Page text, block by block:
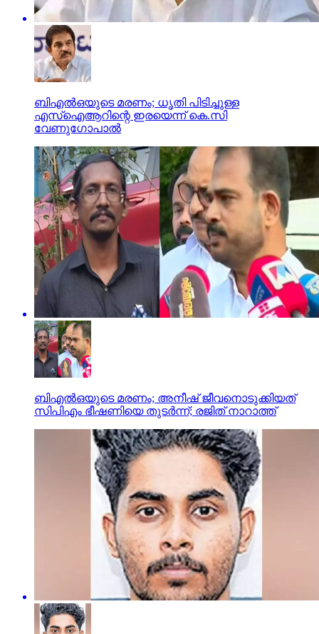
ബിഎല്‍ഒയുടെ മരണം; ധൃതി പിടിച്ചുള്ള
എസ്‌ഐആറിന്റെ ഇരയെന്ന് കെ.സി
വേണുഗോപാല്‍
ബിഎല്‍ഒയുടെ മരണം; അനീഷ് ജീവനൊടുക്കിയത്
സിപിഎം ഭീഷണിയെ തുടര്‍ന്ന്; രജിത് നാറാത്ത്